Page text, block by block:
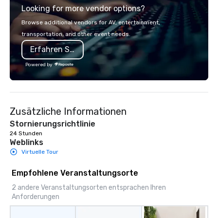
you will know quality when you travel
with La Costa Limousine.
Looking for more vendor options?
Browse additional vendors for AV, entertainment,
transportation, and other event needs.
Erfahren Sie mehr
Powered by
Zusätzliche Informationen
Stornierungsrichtlinie
24 Stunden
Weblinks
Virtuelle Tour
Empfohlene Veranstaltungsorte
2 andere Veranstaltungsorten entsprachen Ihren
Anforderungen